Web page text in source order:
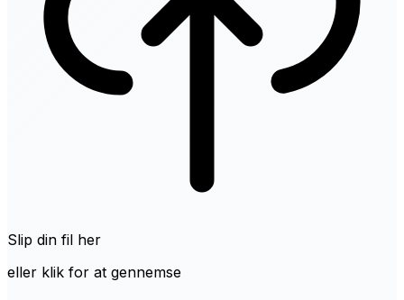
Slip din fil her
eller klik for at gennemse